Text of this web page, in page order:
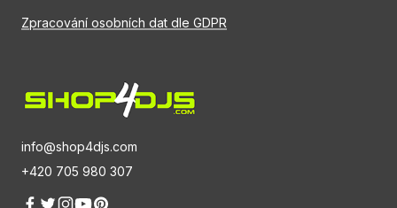
info@shop4djs.com
+420 705 980 307
Zpracování osobních dat dle GDPR